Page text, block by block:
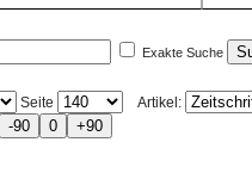
Exakte Suche
Seite
Artikel: